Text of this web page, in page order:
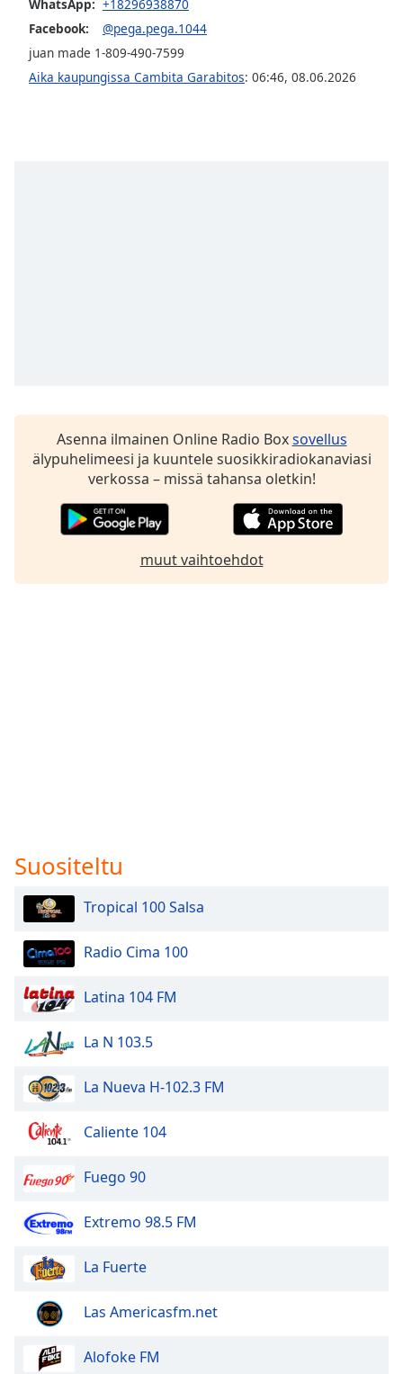
Opacity
Caption
Family
WhatsApp: +18296938870
Facebook:
@pega.pega.1044
juan made 1-809-490-7599
Aika kaupungissa Cambita Garabitos: 06:46, 08.06.2026
Asenna ilmainen Online Radio Boxsovellus
älypuhelimeesi ja kuuntele suosikkiradiokanaviasi
verkossa – missä tahansa oletkin!
muut vaihtoehdot
Suositeltu
Tropical 100 Salsa
Radio Cima 100
Latina 104 FM
La N 103.5
La Nueva H-102.3 FM
Caliente 104
Fuego 90
Extremo 98.5 FM
La Fuerte
Las Americasfm.net
Alofoke FM